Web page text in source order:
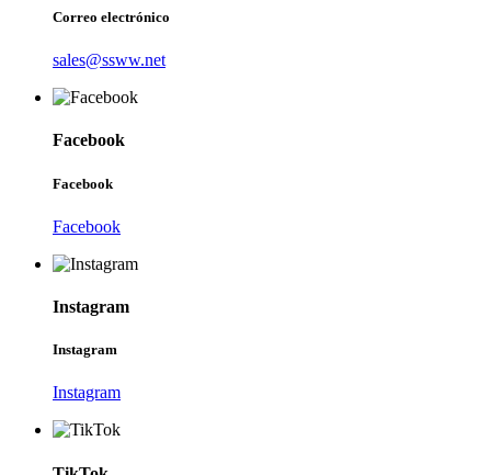
Correo electrónico
sales@ssww.net
Facebook
Facebook
Facebook
Instagram
Instagram
Instagram